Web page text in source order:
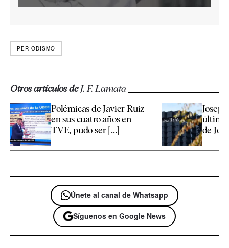
PERIODISMO
Otros artículos deJ. F. Lamata
Polémicas de Javier Ruiz
en sus cuatro años en
TVE, pudo ser [...]
Josep
última
de
Únete al canal de Whatsapp
Síguenos en Google News